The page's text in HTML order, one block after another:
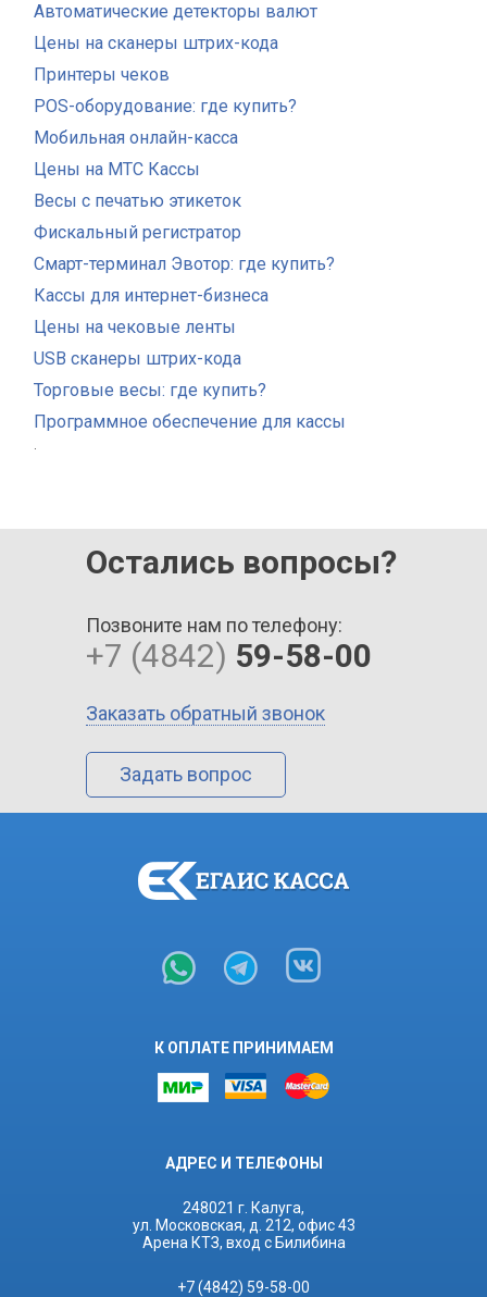
Автоматические детекторы валют
Цены на сканеры штрих-кода
Принтеры чеков
POS-оборудование: где купить?
Мобильная онлайн-касса
Цены на МТС Кассы
Весы с печатью этикеток
Фискальный регистратор
Смарт-терминал Эвотор: где купить?
Кассы для интернет-бизнеса
Цены на чековые ленты
USB сканеры штрих-кода
Торговые весы: где купить?
Программное обеспечение для кассы
.
Остались вопросы?
Позвоните нам по телефону:
+7 (4842) 59-58-00
Заказать обратный звонок
Задать вопрос
К ОПЛАТЕ ПРИНИМАЕМ
АДРЕС И ТЕЛЕФОНЫ
248021 г. Калуга,
ул. Московская, д. 212, офис 43
Арена КТЗ, вход с Билибина
+7 (4842) 59-58-00